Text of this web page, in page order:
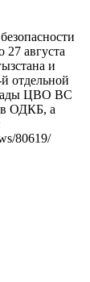
августа
и
отдельной
ЦВО ВС
ОДКБ, а
80619/